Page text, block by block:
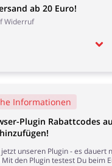
ab 20 Euro!
Widerruf
Informationen
Plugin Rabattcodes
unseren Plugin - es dauert
Mit den Plugin testest Du beim